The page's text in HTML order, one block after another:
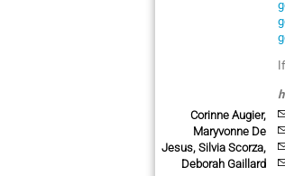
Corinne Augier,
Maryvonne De
Jesus, Silvia Scorza,
Deborah Gaillard